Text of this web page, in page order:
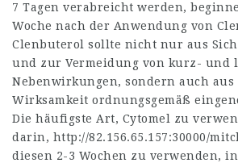
7 Tagen verabreicht werden,
Woche nach der Anwendung von
Clenbuterol sollte nicht nur aus
und zur Vermeidung von kurz- und
Nebenwirkungen, sondern auch aus
Wirksamkeit ordnungsgemäß
Die häufigste Art, Cytomel zu
darin, http://82.156.65.157:30000/
diesen 2-3 Wochen zu verwenden,